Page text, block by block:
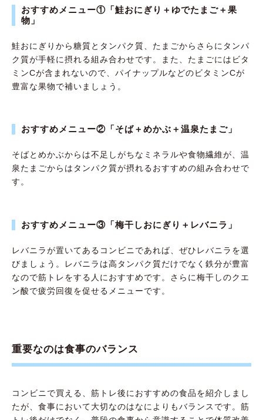
おすすめメニュー①「鮭おにぎり＋ゆでたまご＋果
物」
鮭おにぎりから糖質とタンパク質、たまごからさらにタンパ
ク質が手軽に摂れる組み合わせです。また、たまごにはビタ
ミンCが含まれないので、パイナップルなどのビタミンCが
豊富な果物で補いましょう。
おすすめメニュー②「そば＋めかぶ＋温泉たまご」
そばとめかぶからは不足しがちなミネラルや食物繊維が、温
泉たまごからはタンパク質が摂れるおすすめの組み合わせで
す。
おすすめメニュー③「梅干しおにぎり＋レバニラ」
レバニラが置いてあるコンビニであれば、ぜひレバニラを選
びましょう。レバニラは高タンパク質だけでなく鉄分が豊富
なので筋トレをする人におすすめです。さらに梅干しのクエ
ン酸で疲労回復を促せるメニューです。
重要なのは食事のバランス
コンビニで買える、筋トレ後におすすめの食品を紹介しまし
たが、食事において大切なのはなによりもバランスです。筋